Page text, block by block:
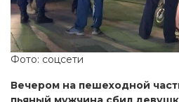
Фото: соцсети
Вечером на пешеходной